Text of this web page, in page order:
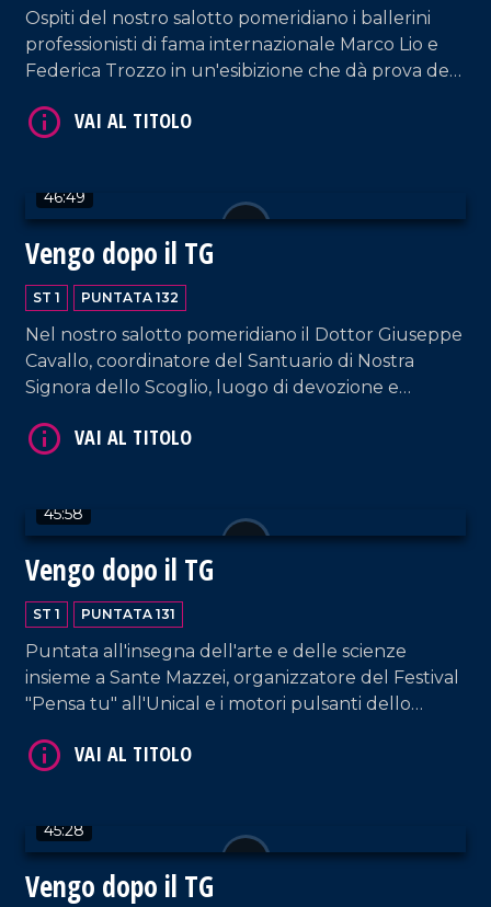
Ospiti del nostro salotto pomeridiano i ballerini
professionisti di fama internazionale Marco Lio e
Federica Trozzo in un'esibizione che dà prova del
Armando Piccolillo e le performance di DJ EL Dan
46:49
Vengo dopo il TG
ST 1 PUNTATA 132
Nel nostro salotto pomeridiano il Dottor Giuseppe
Cavallo, coordinatore del Santuario di Nostra
Signora dello Scoglio, luogo di devozione e
come la "Lourdes italiana".
45:58
Vengo dopo il TG
ST 1 PUNTATA 131
Puntata all'insegna dell'arte e delle scienze
insieme a Sante Mazzei, organizzatore del Festival
"Pensa tu" all'Unical e i motori pulsanti dello
adattamento del celebre romanzo dello scrittore
45:28
Vengo dopo il TG
VAI AL TITOLO
VAI AL TITOLO
VAI AL TITOLO
VAI AL TITOLO